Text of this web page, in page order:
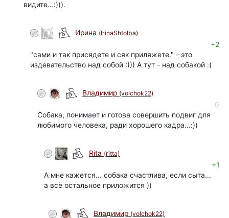
видите...:))).
Ирина (IrinaShtolba)
+2
"сами и так присядете и сяк приляжете." - это
издевательство над собой :))) А тут - над собакой :(
Владимир (volchok22)
0
Собака, понимает и готова совершить подвиг для
любимого человека, ради хорошего кадра...:))
Rita (ritta)
+1
А мне кажется... собака счастлива, если сыта...
а всё остальное приложится ))
Владимир (volchok22)